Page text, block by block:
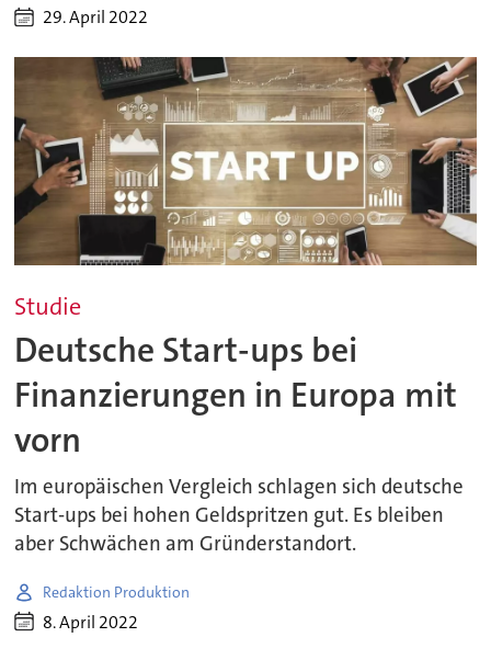
29. April 2022
Studie
Deutsche Start-ups bei
Finanzierungen in Europa mit
vorn
Im europäischen Vergleich schlagen sich deutsche
Start-ups bei hohen Geldspritzen gut. Es bleiben
aber Schwächen am Gründerstandort.
Redaktion Produktion
8. April 2022